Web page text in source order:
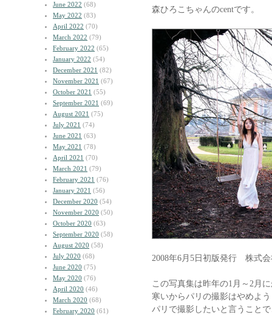
June 2022 (68)
May 2022 (83)
April 2022 (70)
March 2022 (79)
February 2022 (65)
January 2022 (54)
December 2021 (82)
November 2021 (67)
October 2021 (55)
September 2021 (69)
August 2021 (75)
July 2021 (74)
June 2021 (63)
May 2021 (78)
April 2021 (70)
March 2021 (79)
February 2021 (76)
January 2021 (56)
December 2020 (54)
November 2020 (50)
October 2020 (63)
September 2020 (58)
August 2020 (58)
July 2020 (68)
June 2020 (75)
May 2020 (76)
April 2020 (46)
March 2020 (68)
February 2020 (61)
森ひろこちゃんのcentです。
2008年6月5日初版発行 株式
この写真集は昨年の1月～2月
寒いからパリの撮影はやめよ
パリで撮影したいと言うこと